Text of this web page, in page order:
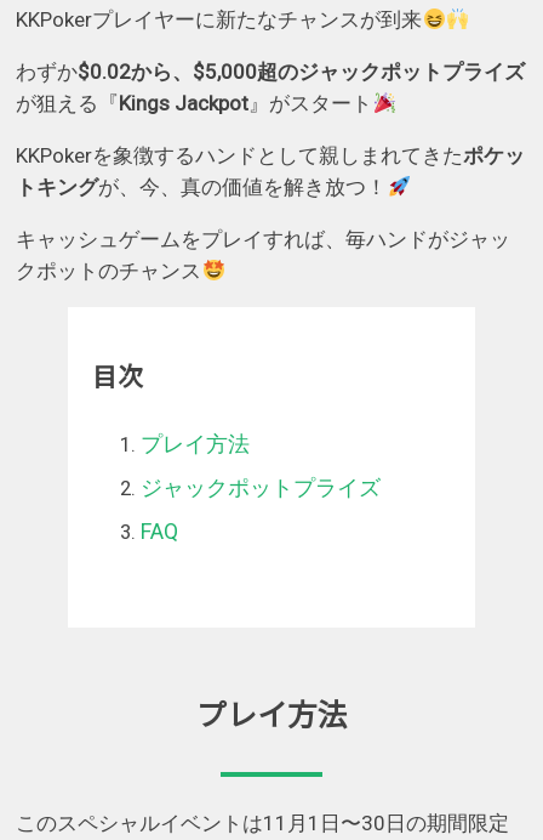
KKPokerプレイヤーに新たなチャンスが到来
わずか$0.02から、$5,000超のジャックポットプライズ
が狙える『Kings Jackpot』がスタート
KKPokerを象徴するハンドとして親しまれてきたポケッ
トキングが、今、真の価値を解き放つ！
キャッシュゲームをプレイすれば、毎ハンドがジャッ
クポットのチャンス
目次
プレイ方法
ジャックポットプライズ
FAQ
プレイ方法
このスペシャルイベントは11月1日〜30日の期間限定